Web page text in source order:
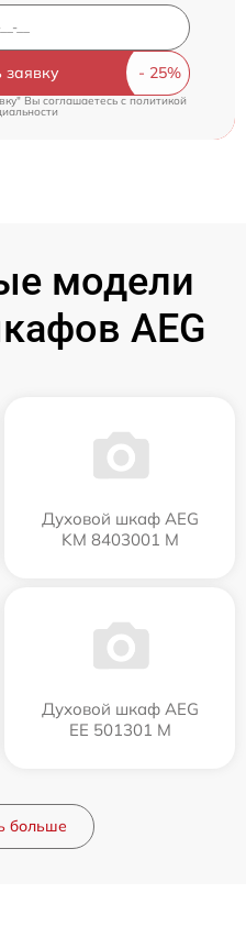
заявку
Вы соглашаетесь cполитикой
модели
AEG
Духовой шкаф AEG
KM 8403001 M
Духовой шкаф AEG
EE 501301 M
больше